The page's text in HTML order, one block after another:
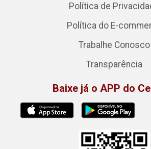
Política de
Política do E-
Trabalhe Conosco
Transparência
Baixe já o APP do